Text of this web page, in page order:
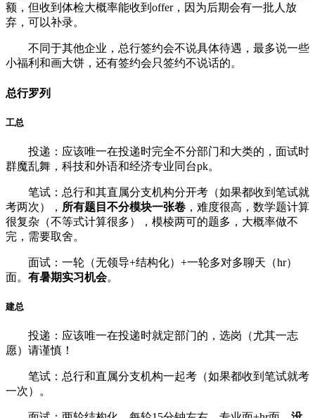
额，但收到体检大概率能收到offer，因为后期会有一批人放
弃，可以补录。
不同于其他企业，总行签约会不说具体待遇，最多说一些
小福利和画大饼，还有签约会只签约不说话的。
总行罗列
工总
投递：应该唯一在投递时完全不分部门和大类的，面试时
群魔乱舞，科技和外语和经济专业同台pk。
笔试：总行和其直属分支机构分开考（如果都收到笔试就
考两次）， 所有题目不分模块一张卷 ，难度很高，数学题计算
很复杂（不等式计算很多），模棱两可的题多，大概率做不
完，需要取舍。
面试：一轮（无领导+结构化）+一轮多对多聊天（hr）
面。 有暑期实习机会。
建总
投递：应该唯一在投递时就定部门的，选岗（尤其一志
愿）请谨慎！
笔试：总行和直属分支机构一起考（如果都收到笔试就考
一次）。